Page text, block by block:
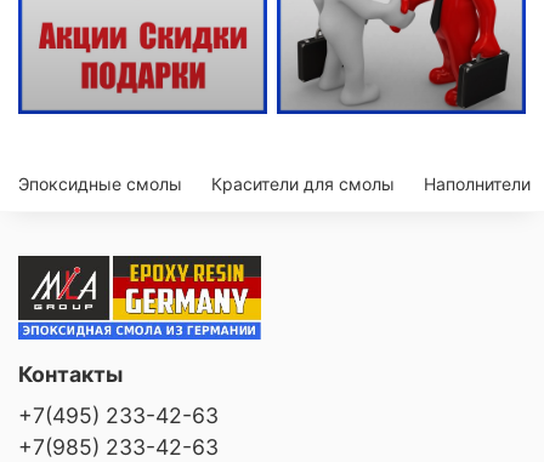
Эпоксидные смолы Красители для смолы Наполнители
Контакты
+7(495) 233-42-63
+7(985) 233-42-63